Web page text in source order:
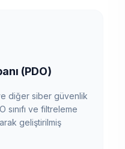
(PDO)
diğer siber güvenlik
sınıfı ve filtreleme
geliştirilmiş